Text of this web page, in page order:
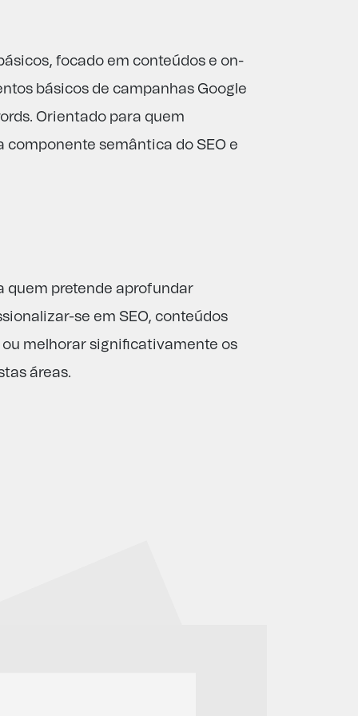
focado em conteúdos e on-
básicos de campanhas Google
Orientado para quem
componente semântica do SEO e
quem pretende aprofundar
se em SEO, conteúdos
ou melhorar significativamente os
áreas.